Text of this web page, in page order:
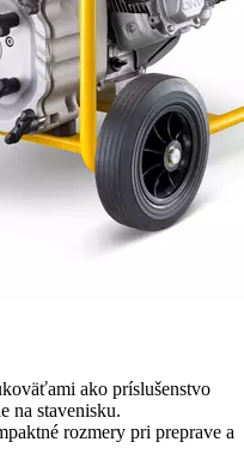
ako príslušenstvo
na stavenisku.
rozmery pri preprave a